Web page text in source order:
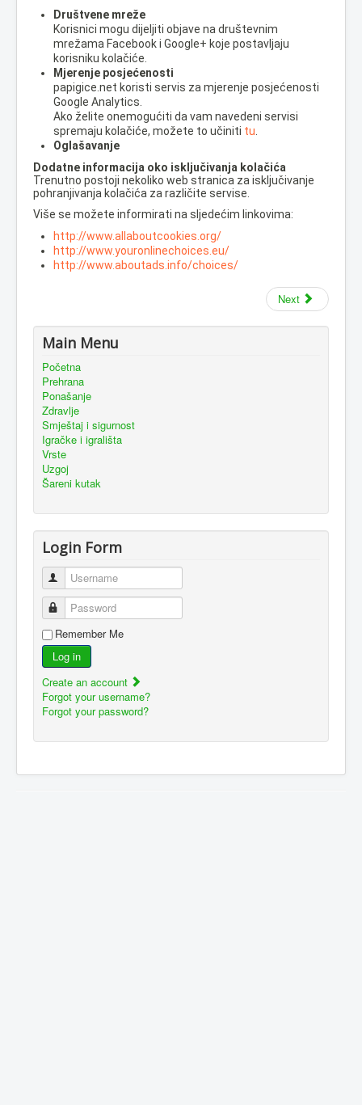
Društvene mreže
Korisnici mogu dijeljiti objave na društevnim
mrežama Facebook i Google+ koje postavljaju
korisniku kolačiće.
Mjerenje posjećenosti
papigice.net koristi servis za mjerenje posjećenosti
Google Analytics.
Ako želite onemogućiti da vam navedeni servisi
spremaju kolačiće, možete to učiniti tu
Oglašavanje
Dodatne informacija oko isključivanja kolačića
Trenutno postoji nekoliko web stranica za isključivanje
pohranjivanja kolačića za različite servise.
Više se možete informirati na sljedećim linkovima:
http://www.allaboutcookies.org/
http://www.youronlinechoices.eu/
http://www.aboutads.info/choices/
Next
Main Menu
Početna
Prehrana
Ponašanje
Zdravlje
Smještaj i sigurnost
Igračke i igrališta
Vrste
Uzgoj
Šareni kutak
Login Form
Username
Password
Remember Me
Log in
Create an account
Forgot your username?
Forgot your password?